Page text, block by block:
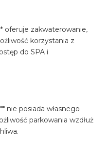
oferuje zakwaterowanie,
korzystania z
do SPA i
nie posiada własnego
parkowania wzdłuż